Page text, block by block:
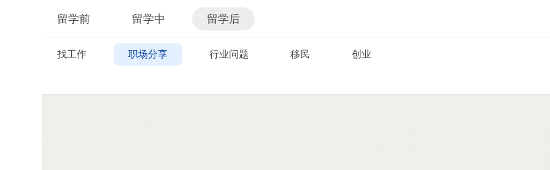
留学前 留学中 留学后
找工作 职场分享 行业问题 移民 创业